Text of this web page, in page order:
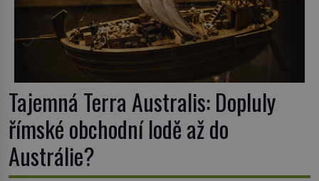
Tajemná Terra Australis: Dopluly
římské obchodní lodě až do
Austrálie?